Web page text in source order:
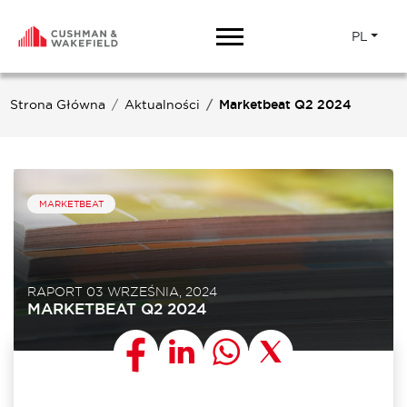
PL
Strona Główna Aktualności Marketbeat Q2 2024
MARKETBEAT
RAPORT 03 WRZEŚNIA, 2024
MARKETBEAT Q2 2024